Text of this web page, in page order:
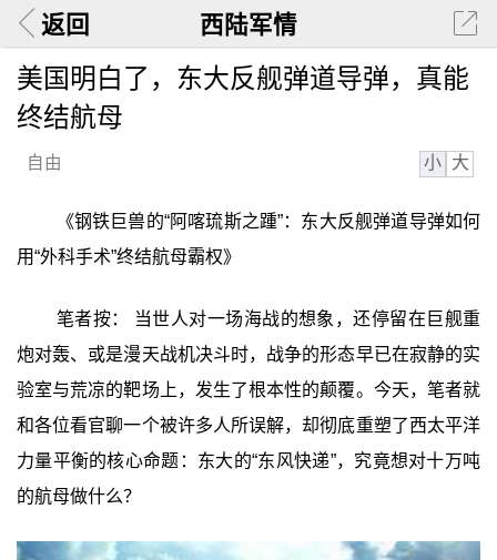
返回 西陆军情
美国明白了，东大反舰弹道导弹，真能
终结航母
自由 小 大
《钢铁巨兽的“阿喀琉斯之踵”：东大反舰弹道导弹如何
用“外科手术”终结航母霸权》
笔者按： 当世人对一场海战的想象，还停留在巨舰重
炮对轰、或是漫天战机决斗时，战争的形态早已在寂静的实
验室与荒凉的靶场上，发生了根本性的颠覆。今天，笔者就
和各位看官聊一个被许多人所误解，却彻底重塑了西太平洋
力量平衡的核心命题：东大的“东风快递”，究竟想对十万吨
的航母做什么？